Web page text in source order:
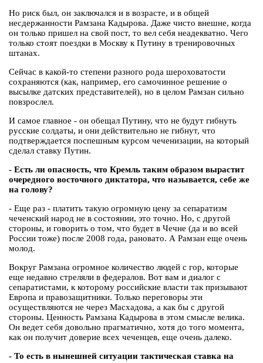
Но риск был, он заключался и в возрасте, и в общей
несдержанности Рамзана Кадырова. Даже чисто внешне, когда
он только пришел на свой пост, то вел себя неадекватно. Чего
только стоят поездки в Москву к Путину в тренировочных
штанах.
Сейчас в какой-то степени разного рода шероховатости
сохраняются (как, например, его самочинное решение о
высылке датских представителей), но в целом Рамзан сильно
повзрослел.
И самое главное - он обещал Путину, что не будут гибнуть
русские солдаты, и они действительно не гибнут, что
подтверждается поспешным курсом чеченизации, на который
сделал ставку Путин.
- Есть ли опасность, что Кремль таким образом вырастит
очередного восточного диктатора, что называется, себе же
на голову?
- Еще раз - платить такую огромную цену за сепаратизм
чеченский народ не в состоянии, это точно. Но, с другой
стороны, и говорить о том, что будет в Чечне (да и во всей
России тоже) после 2008 года, рановато. А Рамзан еще очень
молод.
Вокруг Рамзана огромное количество людей с гор, которые
еще недавно стреляли в федералов. Вот вам и диалог с
сепаратистами, к которому российские власти так призывают
Европа и правозащитники. Только переговоры эти
осуществляются не через Масхадова, а как бы с другой
стороны. Ценность Рамзана Кадырова в этом смысле велика.
Он ведет себя довольно прагматично, хотя до того момента,
как он получит доверие всех чеченцев, еще очень далеко.
- То есть в нынешней ситуации тактическая ставка на